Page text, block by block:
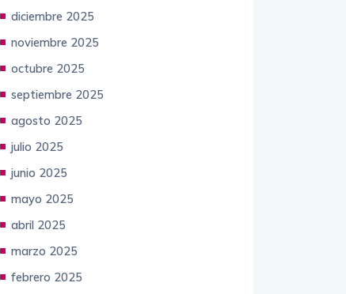
diciembre 2025
noviembre 2025
octubre 2025
septiembre 2025
agosto 2025
julio 2025
junio 2025
mayo 2025
abril 2025
marzo 2025
febrero 2025